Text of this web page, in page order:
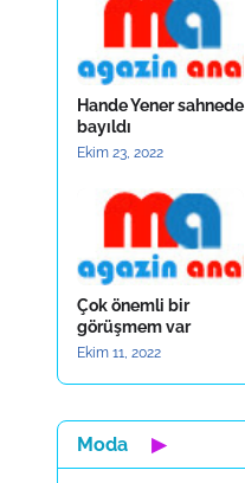
Hande Yener sahnede
bayıldı
Ekim 23, 2022
Çok önemli bir
görüşmem var
Ekim 11, 2022
Moda ▶